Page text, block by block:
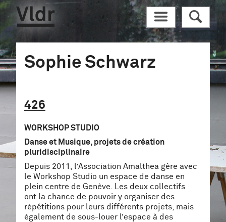
Vldr M R
Sophie Schwarz
426
WORKSHOP STUDIO
Danse et Musique, projets de création
pluridisciplinaire
Depuis 2011, l’Association Amalthea gère avec
le Workshop Studio un espace de danse en
plein centre de Genève. Les deux collectifs
ont la chance de pouvoir y organiser des
répétitions pour leurs différents projets, mais
également de sous-louer l’espace à des